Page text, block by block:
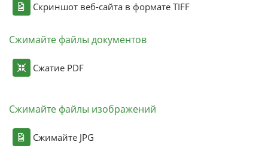
Скриншот веб-сайта в формате TIFF
Сжимайте файлы документов
Сжатие PDF
Сжимайте файлы изображений
Сжимайте JPG